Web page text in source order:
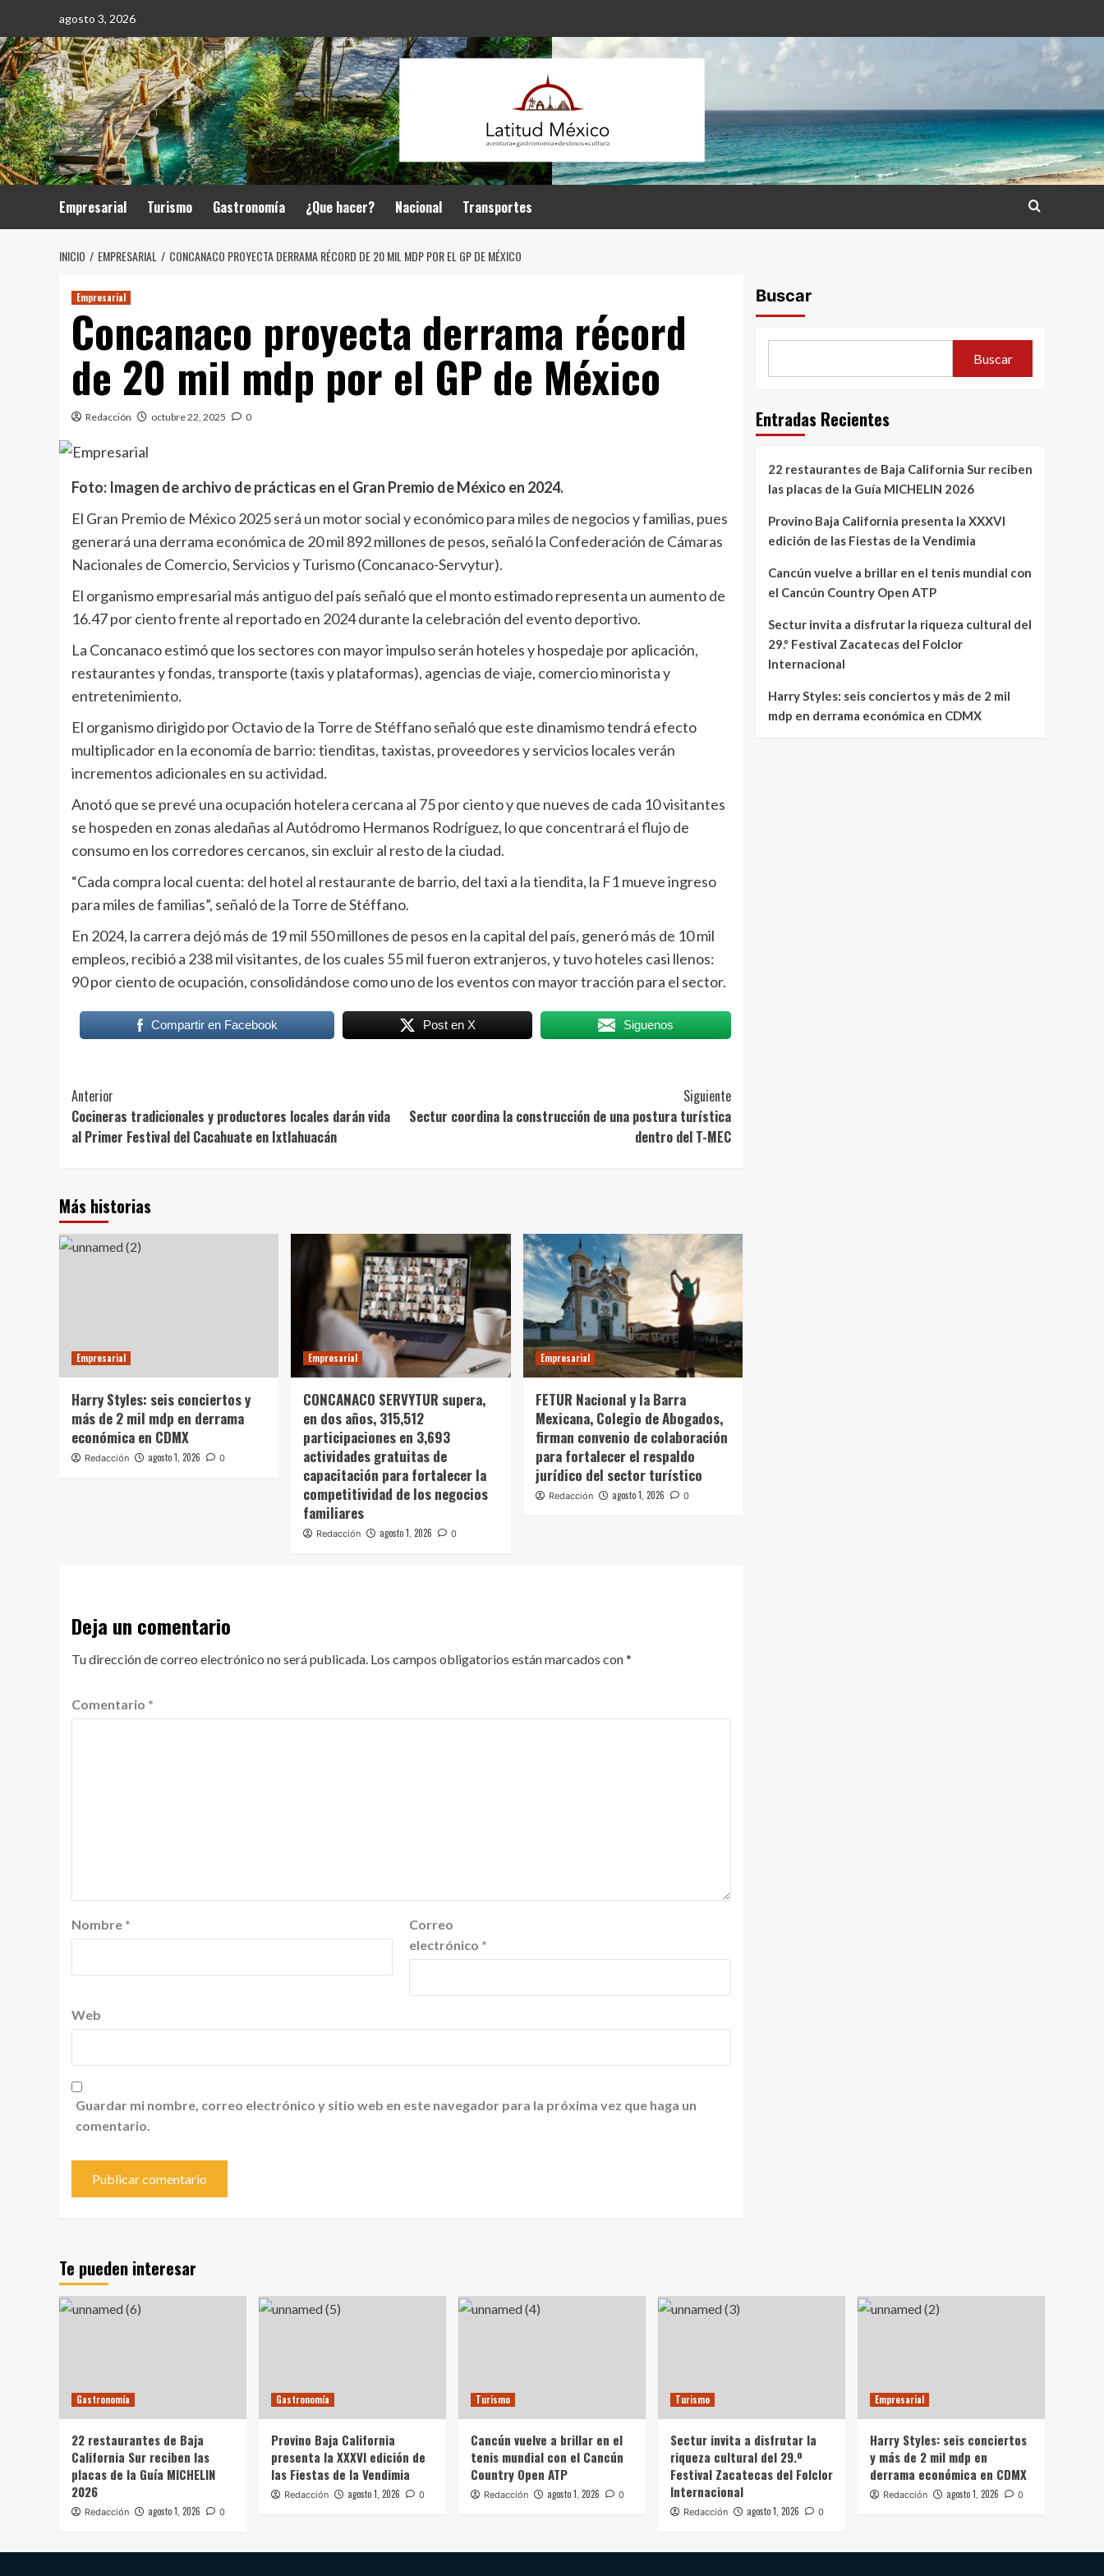
contenido
agosto 3, 2026
Empresarial Turismo Gastronomía ¿Que hacer? Nacional Transportes
INICIO EMPRESARIAL CONCANACO PROYECTA DERRAMA RÉCORD DE 20 MIL MDP POR EL GP DE MÉXICO
Empresarial
Concanaco proyecta derrama récord
de 20 mil mdp por el GP de México
Redacción octubre 22, 2025 0
Foto: Imagen de archivo de prácticas en el Gran Premio de México en 2024.
El Gran Premio de México 2025 será un motor social y económico para miles de negocios y familias, pues
generará una derrama económica de 20 mil 892 millones de pesos, señaló la Confederación de Cámaras
Nacionales de Comercio, Servicios y Turismo (Concanaco-Servytur).
El organismo empresarial más antiguo del país señaló que el monto estimado representa un aumento de
16.47 por ciento frente al reportado en 2024 durante la celebración del evento deportivo.
La Concanaco estimó que los sectores con mayor impulso serán hoteles y hospedaje por aplicación,
restaurantes y fondas, transporte (taxis y plataformas), agencias de viaje, comercio minorista y
entretenimiento.
El organismo dirigido por Octavio de la Torre de Stéffano señaló que este dinamismo tendrá efecto
multiplicador en la economía de barrio: tienditas, taxistas, proveedores y servicios locales verán
incrementos adicionales en su actividad.
Anotó que se prevé una ocupación hotelera cercana al 75 por ciento y que nueves de cada 10 visitantes
se hospeden en zonas aledañas al Autódromo Hermanos Rodríguez, lo que concentrará el flujo de
consumo en los corredores cercanos, sin excluir al resto de la ciudad.
“Cada compra local cuenta: del hotel al restaurante de barrio, del taxi a la tiendita, la F1 mueve ingreso
para miles de familias”, señaló de la Torre de Stéffano.
En 2024, la carrera dejó más de 19 mil 550 millones de pesos en la capital del país, generó más de 10 mil
empleos, recibió a 238 mil visitantes, de los cuales 55 mil fueron extranjeros, y tuvo hoteles casi llenos:
90 por ciento de ocupación, consolidándose como uno de los eventos con mayor tracción para el sector.
Compartir en Facebook Post en X Siguenos
Post
Navigation
Anterior
Cocineras tradicionales y productores locales darán vida
al Primer Festival del Cacahuate en Ixtlahuacán
Siguiente
Sectur coordina la construcción de una postura turística
dentro del T-MEC
Más historias
Empresarial
Harry Styles: seis conciertos y
más de 2 mil mdp en derrama
económica en CDMX
Redacción agosto 1, 2026 0
Empresarial
CONCANACO SERVYTUR supera,
en dos años, 315,512
participaciones en 3,693
actividades gratuitas de
capacitación para fortalecer la
competitividad de los negocios
familiares
Redacción agosto 1, 2026 0
Empresarial
FETUR Nacional y la Barra
Mexicana, Colegio de Abogados,
firman convenio de colaboración
para fortalecer el respaldo
jurídico del sector turístico
Redacción agosto 1, 2026 0
Deja un comentario
Tu dirección de correo electrónico no será publicada. Los campos obligatorios están marcados con*
Comentario *
Nombre *
Correo
electrónico *
Web
Guardar mi nombre, correo electrónico y sitio web en este navegador para la próxima vez que haga un
comentario.
Buscar
Buscar
Entradas Recientes
22 restaurantes de Baja California Sur reciben
las placas de la Guía MICHELIN 2026
Provino Baja California presenta la XXXVI
edición de las Fiestas de la Vendimia
Cancún vuelve a brillar en el tenis mundial con
el Cancún Country Open ATP
Sectur invita a disfrutar la riqueza cultural del
29.º Festival Zacatecas del Folclor
Internacional
Harry Styles: seis conciertos y más de 2 mil
mdp en derrama económica en CDMX
Te pueden interesar
Gastronomía
22 restaurantes de Baja
California Sur reciben las
placas de la Guía MICHELIN
2026
Redacción agosto 1, 2026 0
Gastronomía
Provino Baja California
presenta la XXXVI edición de
las Fiestas de la Vendimia
Redacción agosto 1, 2026 0
Turismo
Cancún vuelve a brillar en el
tenis mundial con el Cancún
Country Open ATP
Redacción agosto 1, 2026 0
Turismo
Sectur invita a disfrutar la
riqueza cultural del 29.º
Festival Zacatecas del Folclor
Internacional
Redacción agosto 1, 2026 0
Empresarial
Harry Styles: seis conciertos
y más de 2 mil mdp en
derrama económica en CDMX
Redacción agosto 1, 2026 0